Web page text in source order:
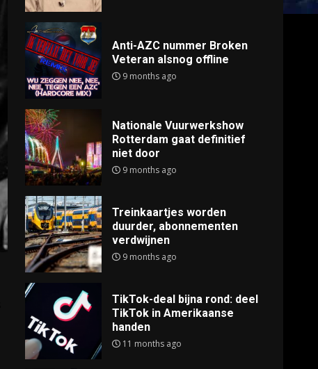
Anti-AZC nummer Broken
Veteran alsnog offline
9 months ago
Nationale Vuurwerkshow
Rotterdam gaat definitief
niet door
9 months ago
Treinkaartjes worden
duurder, abonnementen
verdwijnen
9 months ago
TikTok-deal bijna rond: deel
TikTok in Amerikaanse
handen
11 months ago